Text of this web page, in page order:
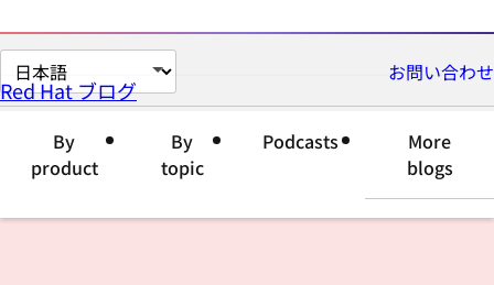
ペ
ー
語
お問い合わせ
Red Hat ブログ
By
product
By
topic
Podcasts
More
blogs